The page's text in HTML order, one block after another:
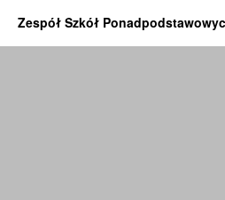
Zespół Szkół